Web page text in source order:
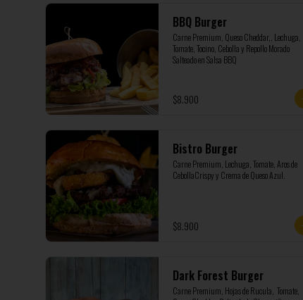
BBQ Burger
Carne Premium, Queso Cheddar,, Lechuga,
Tomate, Tocino, Cebolla y Repollo Morado
Salteado en Salsa BBQ
$8.900
Bistro Burger
Carne Premium, Lechuga, Tomate, Aros de
CebollaCrispy y Crema de Queso Azul.
$8.900
Dark Forest Burger
Carne Premium, Hojas de Rucula,  Tomate,